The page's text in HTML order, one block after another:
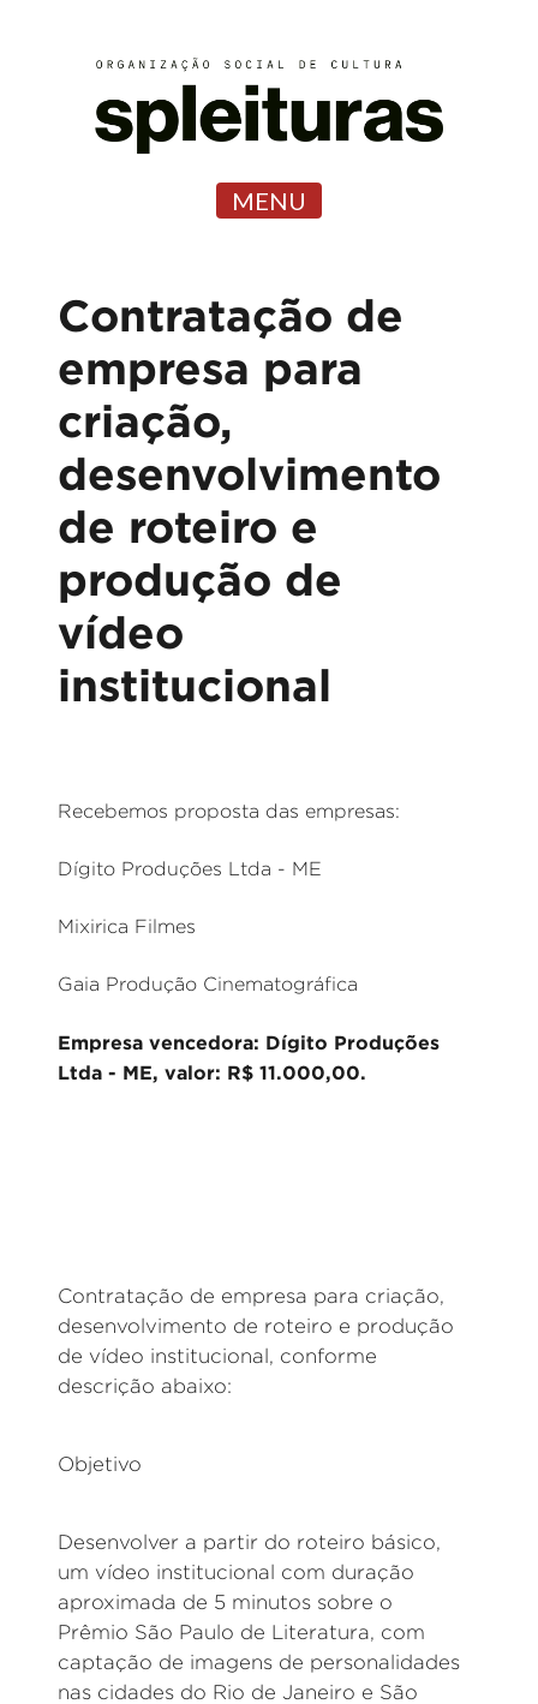
MENU
Contratação de
empresa para
criação,
desenvolvimento
de roteiro e
produção de
vídeo
institucional
Recebemos proposta das empresas:
Dígito Produções Ltda - ME
Mixirica Filmes
Gaia Produção Cinematográfica
Empresa vencedora: Dígito Produções
Ltda - ME, valor: R$ 11.000,00.
Contratação de empresa para criação,
desenvolvimento de roteiro e produção
de vídeo institucional, conforme
descrição abaixo:
Objetivo
Desenvolver a partir do roteiro básico,
um vídeo institucional com duração
aproximada de 5 minutos sobre o
Prêmio São Paulo de Literatura, com
captação de imagens de personalidades
nas cidades do Rio de Janeiro e São